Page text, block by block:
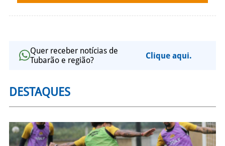
Quer receber notícias de
Tubarão e região?
Clique aqui.
DESTAQUES